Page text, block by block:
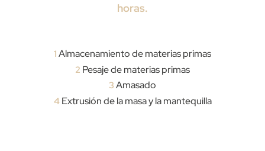
horas.
1 Almacenamiento de materias primas
2 Pesaje de materias primas
3 Amasado
4 Extrusión de la masa y la mantequilla